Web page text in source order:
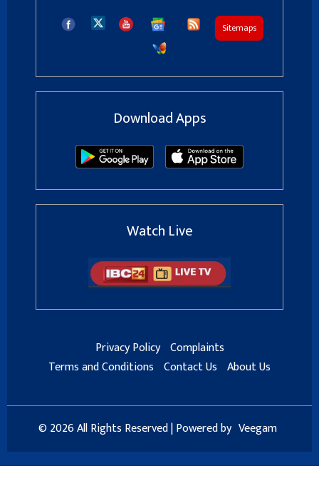
Sitemaps
Download Apps
Watch Live
Privacy Policy Complaints
Terms and Conditions Contact Us About Us
© 2026 All Rights Reserved | Powered by Veegam